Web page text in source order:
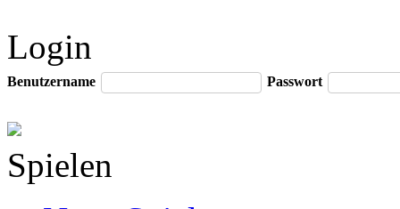
Login
Benutzername Passwort
Spielen